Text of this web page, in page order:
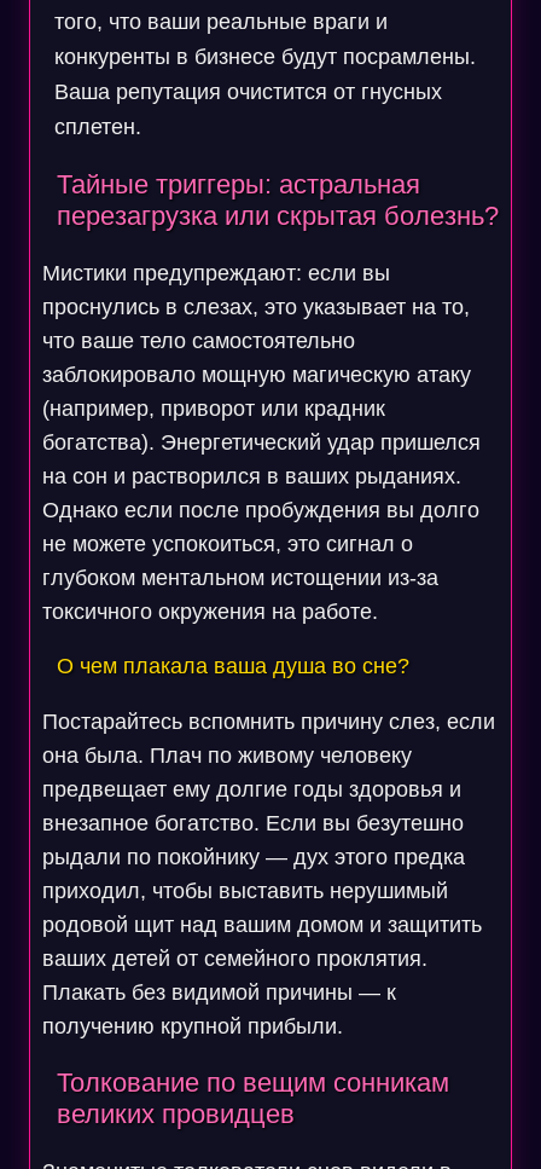
того, что ваши реальные враги и
конкуренты в бизнесе будут посрамлены.
Ваша репутация очистится от гнусных
сплетен.
Тайные триггеры: астральная
перезагрузка или скрытая болезнь?
Мистики предупреждают: если вы
проснулись в слезах, это указывает на то,
что ваше тело самостоятельно
заблокировало мощную магическую атаку
(например, приворот или крадник
богатства). Энергетический удар пришелся
на сон и растворился в ваших рыданиях.
Однако если после пробуждения вы долго
не можете успокоиться, это сигнал о
глубоком ментальном истощении из-за
токсичного окружения на работе.
О чем плакала ваша душа во сне?
Постарайтесь вспомнить причину слез, если
она была. Плач по живому человеку
предвещает ему долгие годы здоровья и
внезапное богатство. Если вы безутешно
рыдали по покойнику — дух этого предка
приходил, чтобы выставить нерушимый
родовой щит над вашим домом и защитить
ваших детей от семейного проклятия.
Плакать без видимой причины — к
получению крупной прибыли.
Толкование по вещим сонникам
великих провидцев